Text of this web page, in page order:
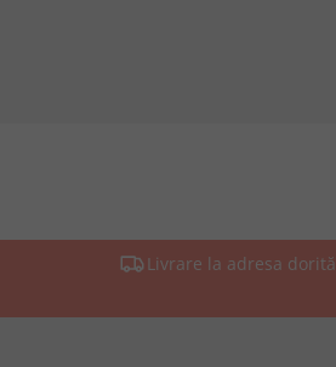
Livrare la adresa dorită